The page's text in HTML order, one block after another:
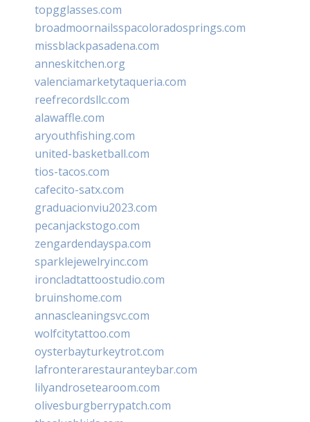
topgglasses.com
broadmoornailsspacoloradosprings.com
missblackpasadena.com
anneskitchen.org
valenciamarketytaqueria.com
reefrecordsllc.com
alawaffle.com
aryouthfishing.com
united-basketball.com
tios-tacos.com
cafecito-satx.com
graduacionviu2023.com
pecanjackstogo.com
zengardendayspa.com
sparklejewelryinc.com
ironcladtattoostudio.com
bruinshome.com
annascleaningsvc.com
wolfcitytattoo.com
oysterbayturkeytrot.com
lafronterarestauranteybar.com
lilyandrosetearoom.com
olivesburgberrypatch.com